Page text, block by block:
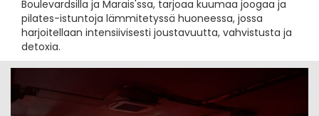
Boulevardsilla ja Marais'ssa, tarjoaa kuumaa joogaa ja
pilates-istuntoja lämmitetyssä huoneessa, jossa
harjoitellaan intensiivisesti joustavuutta, vahvistusta ja
detoxia.